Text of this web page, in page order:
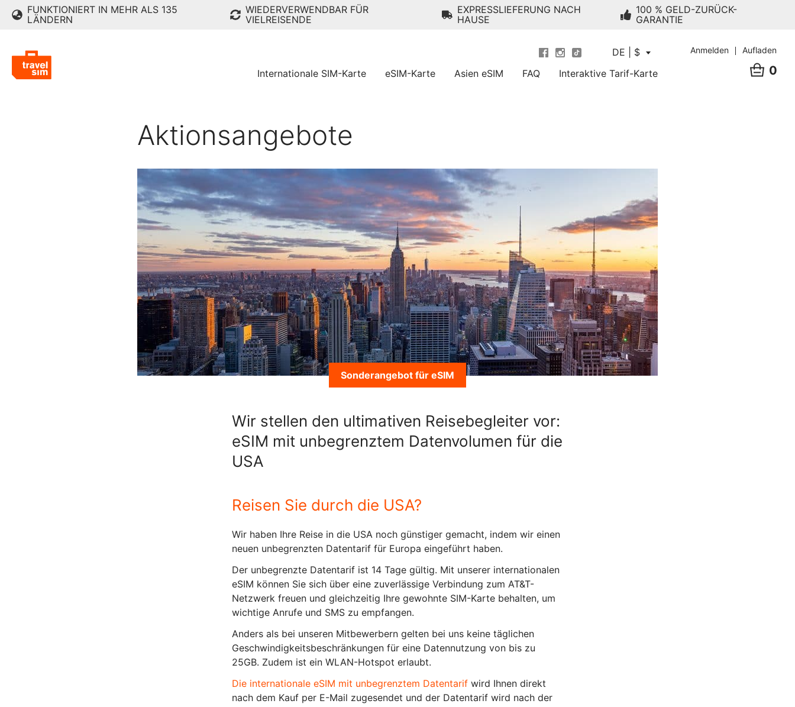
FUNKTIONIERT IN MEHR ALS 135
LÄNDERN
WIEDERVERWENDBAR FÜR
VIELREISENDE
EXPRESSLIEFERUNG NACH
HAUSE
100 % GELD-ZURÜCK-
GARANTIE
DE | $
Internationale SIM-Karte
eSIM-Karte Asien eSIM FAQ Interaktive Tarif-Karte 0
Anmelden Aufladen
Aktionsangebote
Sonderangebot für eSIM
Wir stellen den ultimativen Reisebegleiter vor:
eSIM mit unbegrenztem Datenvolumen für die
USA
Reisen Sie durch die USA?
Wir haben Ihre Reise in die USA noch günstiger gemacht, indem wir einen
neuen unbegrenzten Datentarif für Europa eingeführt haben.
Der unbegrenzte Datentarif ist 14 Tage gültig. Mit unserer internationalen
eSIM können Sie sich über eine zuverlässige Verbindung zum AT&T-
Netzwerk freuen und gleichzeitig Ihre gewohnte SIM-Karte behalten, um
wichtige Anrufe und SMS zu empfangen.
Anders als bei unseren Mitbewerbern gelten bei uns keine täglichen
Geschwindigkeitsbeschränkungen für eine Datennutzung von bis zu
25GB. Zudem ist ein WLAN-Hotspot erlaubt.
Die internationale eSIM mit unbegrenztem Datentarif wird Ihnen direkt
nach dem Kauf per E-Mail zugesendet und der Datentarif wird nach der